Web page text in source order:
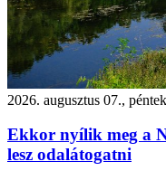
2026. augusztus 07., péntek
Ekkor nyílik meg a
lesz odalátogatni